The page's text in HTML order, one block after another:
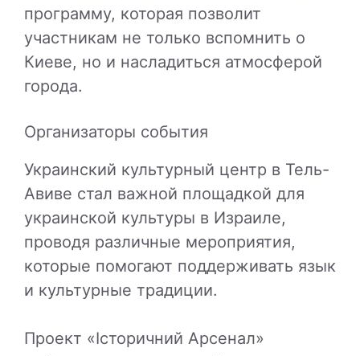
программу, которая позволит
участникам не только вспомнить о
Киеве, но и насладиться атмосферой
города.
Организаторы события
Украинский культурный центр в Тель-
Авиве стал важной площадкой для
украинской культуры в Израиле,
проводя различные мероприятия,
которые помогают поддерживать язык
и культурные традиции.
Проект «Історичний Арсенал»